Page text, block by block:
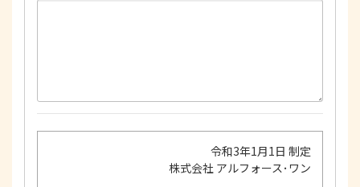
令和3年1月1日 制定
株式会社 アルフォース･ワン